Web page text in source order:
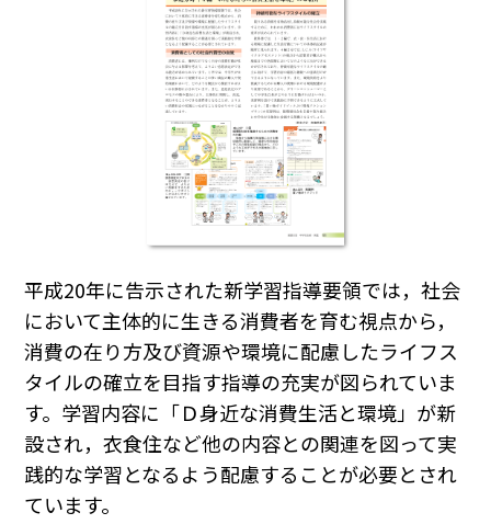
平成20年に告示された新学習指導要領では，社会
において主体的に生きる消費者を育む視点から，
消費の在り方及び資源や環境に配慮したライフス
タイルの確立を目指す指導の充実が図られていま
す。学習内容に「Ｄ身近な消費生活と環境」が新
設され，衣食住など他の内容との関連を図って実
践的な学習となるよう配慮することが必要とされ
ています。